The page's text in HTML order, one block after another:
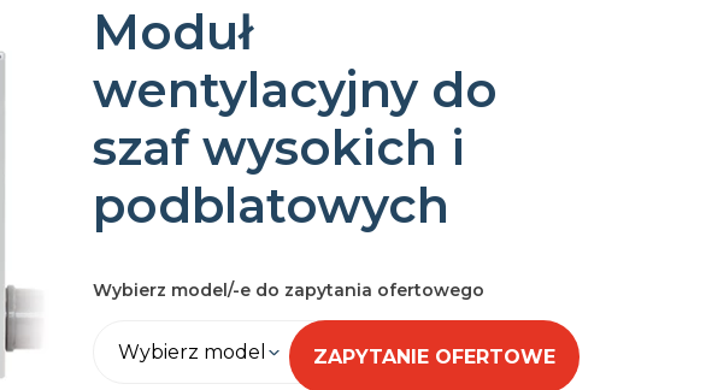
Moduł
wentylacyjny do
szaf wysokich i
podblatowych
Wybierz model/-e do zapytania ofertowego
Wybierz model ZAPYTANIE OFERTOWE